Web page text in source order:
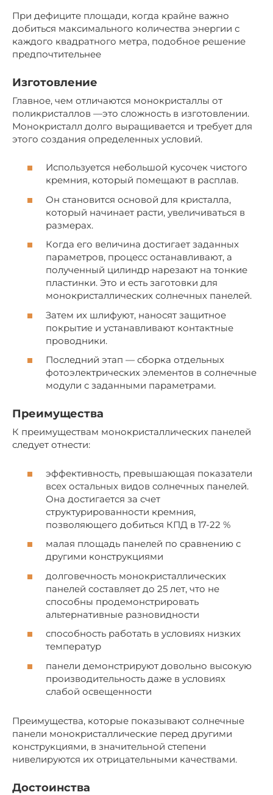
При дефиците площади, когда крайне важно
добиться максимального количества энергии с
каждого квадратного метра, подобное решение
предпочтительнее
Изготовление
Главное, чем отличаются монокристаллы от
поликристаллов —это сложность в изготовлении.
Монокристалл долго выращивается и требует для
этого создания определенных условий.
Используется небольшой кусочек чистого
кремния, который помещают в расплав.
Он становится основой для кристалла,
который начинает расти, увеличиваться в
размерах.
Когда его величина достигает заданных
параметров, процесс останавливают, а
полученный цилиндр нарезают на тонкие
пластинки. Это и есть заготовки для
монокристаллических солнечных панелей.
Затем их шлифуют, наносят защитное
покрытие и устанавливают контактные
проводники.
Последний этап — сборка отдельных
фотоэлектрических элементов в солнечные
модули с заданными параметрами.
Преимущества
К преимуществам монокристаллических панелей
следует отнести:
эффективность, превышающая показатели
всех остальных видов солнечных панелей.
Она достигается за счет
структурированности кремния,
позволяющего добиться КПД в 17-22 %
малая площадь панелей по сравнению с
другими конструкциями
долговечность монокристаллических
панелей составляет до 25 лет, что не
способны продемонстрировать
альтернативные разновидности
способность работать в условиях низких
температур
панели демонстрируют довольно высокую
производительность даже в условиях
слабой освещенности
Преимущества, которые показывают солнечные
панели монокристаллические перед другими
конструкциями, в значительной степени
нивелируются их отрицательными качествами.
Достоинства